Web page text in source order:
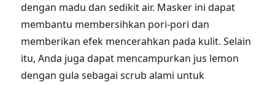
dengan madu dan sedikit air. Masker ini dapat
membantu membersihkan pori-pori dan
memberikan efek mencerahkan pada kulit. Selain
itu, Anda juga dapat mencampurkan jus lemon
dengan gula sebagai scrub alami untuk